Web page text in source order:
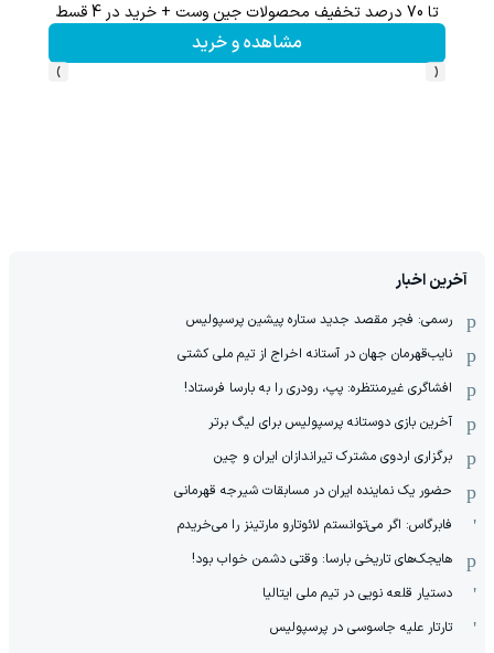
تا 70 درصد تخفیف محصولات جین وست + خرید در 4 قسط
مشاهده و خرید
‹
›
آخرین اخبار
رسمی: فجر مقصد جدید ستاره پیشین پرسپولیس
نایب‌قهرمان جهان در آستانه اخراج از تیم ملی کشتی
افشاگری غیرمنتظره: پپ، رودری را به بارسا فرستاد!
آخرین بازی دوستانه پرسپولیس برای لیگ برتر
برگزاری اردوی مشترک تیراندازان ایران و چین
حضور یک نماینده ایران در مسابقات شیرجه قهرمانی
فابرگاس: اگر می‌توانستم لائوتارو مارتینز را می‌خریدم
هایجک‌های تاریخی بارسا: وقتی دشمن خواب بود!
دستیار قلعه نویی در تیم ملی ایتالیا
تارتار علیه جاسوسی در پرسپولیس